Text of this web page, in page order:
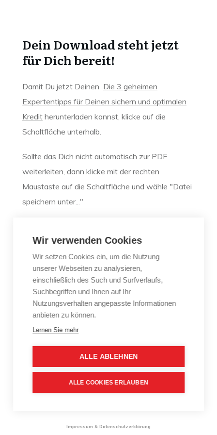
Dein Download steht jetzt
für Dich bereit!
Damit Du jetzt Deinen Die 3 geheimen
Expertentipps für Deinen sichern und optimalen
Kredit herunterladen kannst, klicke auf die
Schaltfläche unterhalb.
Sollte das Dich nicht automatisch zur PDF
weiterleiten, dann klicke mit der rechten
Maustaste auf die Schaltfläche und wähle "Datei
speichern unter..."
Jetzt als PDF Datei herunterladen!
Impressum & Datenschutzerklärung
Wir verwenden Cookies
Wir setzen Cookies ein, um die Nutzung
unserer Webseiten zu analysieren,
einschließlich des Such und Surfverlaufs,
Suchbegriffen und Ihnen auf Ihr
Nutzungsverhalten angepasste Informationen
anbieten zu können.
Lernen Sie mehr
ALLE ABLEHNEN
ALLE COOKIES ERLAUBEN